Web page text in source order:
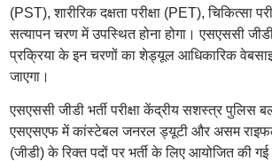
(PST), शारीरिक दक्षता परीक्षा (PET), चिकित्सा
सत्यापन चरण में उपस्थित होना होगा। एसएससी
प्रक्रिया के इन चरणों का शेड्यूल आधिकारिक
जाएगा।
एसएससी जीडी भर्ती परीक्षा केंद्रीय सशस्त्र पुलिस
एसएसएफ में कांस्टेबल जनरल ड्यूटी और असम
(जीडी) के रिक्त पदों पर भर्ती के लिए आयोजित की